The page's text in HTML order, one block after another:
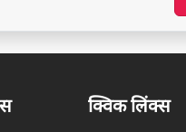
क्विक लिंक्स